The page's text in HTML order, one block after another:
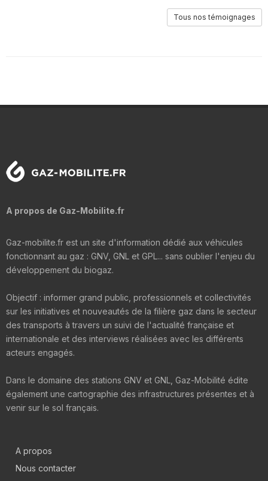
Tous nos témoignages
A propos de Gaz-Mobilite.fr
Gaz-mobilite.fr est un site d'information dédié aux véhicules
fonctionnant au gaz : GNV, GNL et GPL... sans oublier l'enjeu du
développement du biogaz.
Objectif : informer grand public, professionnels et collectivités
sur les initiatives et nouveautés de la filière gaz dans le secteur
des transports à travers un suivi de l'actualité française et
internationale et des interviews réalisées avec les différents
acteurs engagés.
Dans le domaine des stations GNV et GNL, Gaz-Mobilité édite
également une cartographie des infrastructures présentes et à
venir sur le sol français.
A propos
Nous contacter